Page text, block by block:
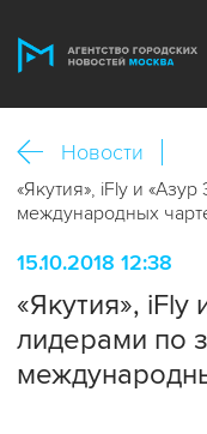
Новости
«Якутия», iFly и
международных
15.10.2018 12:38
«Якутия», iFly
лидерами по